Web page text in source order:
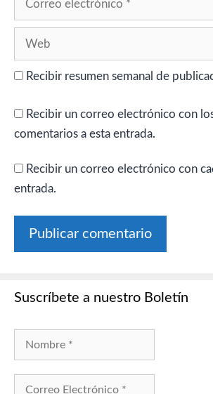
Recibir resumen semanal de
Recibir un correo electrónico con
comentarios a esta entrada.
Recibir un correo electrónico con
entrada.
Suscríbete a nuestro Boletín